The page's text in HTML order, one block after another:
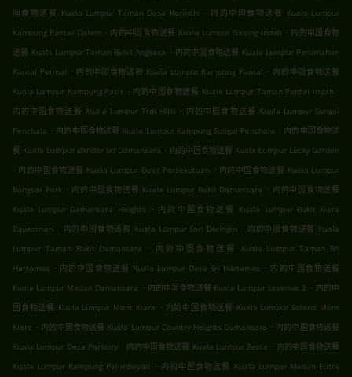
国食物送餐 Kuala Lumpur Taman Desa Kerinchi . 内的中国食物送餐 Kuala Lumpur
Kampung Pantai Dalam . 内的中国食物送餐 Kuala Lumpur Gasing Indah . 内的中国食物
送餐 Kuala Lumpur Taman Bukit Angkasa . 内的中国食物送餐 Kuala Lumpur Perumahan
Pantai Permai . 内的中国食物送餐 Kuala Lumpur Kampung Pantai . 内的中国食物送餐
Kuala Lumpur Kampung Pasir . 内的中国食物送餐 Kuala Lumpur Taman Pantai Indah .
内的中国食物送餐 Kuala Lumpur Ttdi Hills . 内的中国食物送餐 Kuala Lumpur Sungai
Penchala . 内的中国食物送餐 Kuala Lumpur Kampung Sungai Penchala . 内的中国食物送
餐 Kuala Lumpur Bandar Sri Damansara . 内的中国食物送餐 Kuala Lumpur Lucky Garden
. 内的中国食物送餐 Kuala Lumpur Bukit Persekutuan . 内的中国食物送餐 Kuala Lumpur
Bangsar Park . 内的中国食物送餐 Kuala Lumpur Bukit Damansara . 内的中国食物送餐
Kuala Lumpur Damansara Heights
. 内的中国食物送餐 Kuala Lumpur Bukit Kiara
Equestrian . 内的中国食物送餐 Kuala Lumpur Seri Beringin . 内的中国食物送餐 Kuala
Lumpur Taman Bukit Damansara
. 内的中国食物送餐 Kuala Lumpur Taman Sri
Hartamas . 内的中国食物送餐 Kuala Lumpur Desa Sri Hartamas . 内的中国食物送餐
Kuala Lumpur Medan Damansara . 内的中国食物送餐 Kuala Lumpur Levenue 2 . 内的中
国食物送餐 Kuala Lumpur Mont Kiara . 内的中国食物送餐 Kuala Lumpur Solaris Mont
Kiara . 内的中国食物送餐 Kuala Lumpur Country Heights Damansara . 内的中国食物送餐
Kuala Lumpur Desa Parkcity . 内的中国食物送餐 Kuala Lumpur Zenia . 内的中国食物送餐
Kuala Lumpur Kampung Palimbayan . 内的中国食物送餐 Kuala Lumpur Medan Putra